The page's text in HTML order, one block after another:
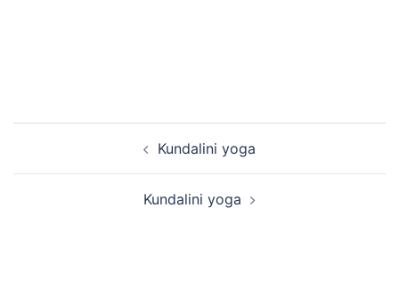
Kundalini yoga
Kundalini yoga